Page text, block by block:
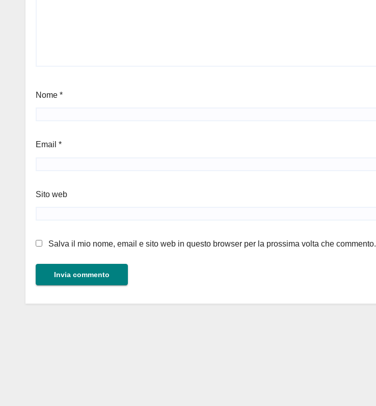
Nome *
Email *
Sito web
Salva il mio nome, email e sito web in questo browser per la prossima volta che commento.